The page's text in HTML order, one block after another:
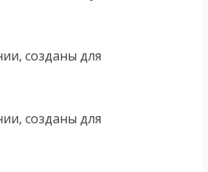
созданы для
созданы для